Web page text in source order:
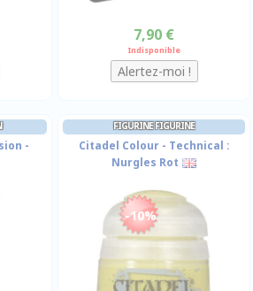
7,90 €
Indisponible
-
FIGURINE FIGURINE
Citadel Colour - Technical :
Nurgles Rot
-10%